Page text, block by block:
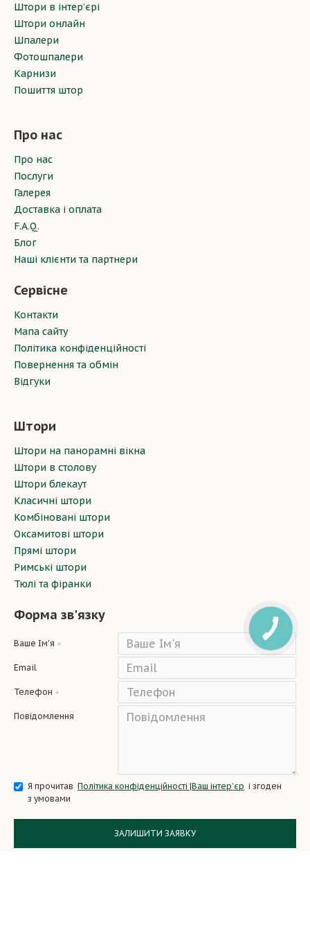
Штори в інтер’єрі
Штори онлайн
Шпалери
Фотошпалери
Карнизи
Пошиття штор
Про нас
Про нас
Послуги
Галерея
Доставка і оплата
F.A.Q.
Блог
Наші клієнти та партнери
Сервісне
Контакти
Мапа сайту
Політика конфіденційності
Повернення та обмін
Відгуки
Штори
Штори на панорамні вікна
Штори в столову
Штори блекаут
Класичні штори
Комбіновані штори
Оксамитові штори
Прямі штори
Римські штори
Тюлі та фіранки
Форма зв'язку
Ваше Ім'я
Email
Телефон
Повідомлення
Я прочитав Політика конфіденційності |Ваш інтер’єр і згоден
з умовами
ЗАЛИШИТИ ЗАЯВКУ